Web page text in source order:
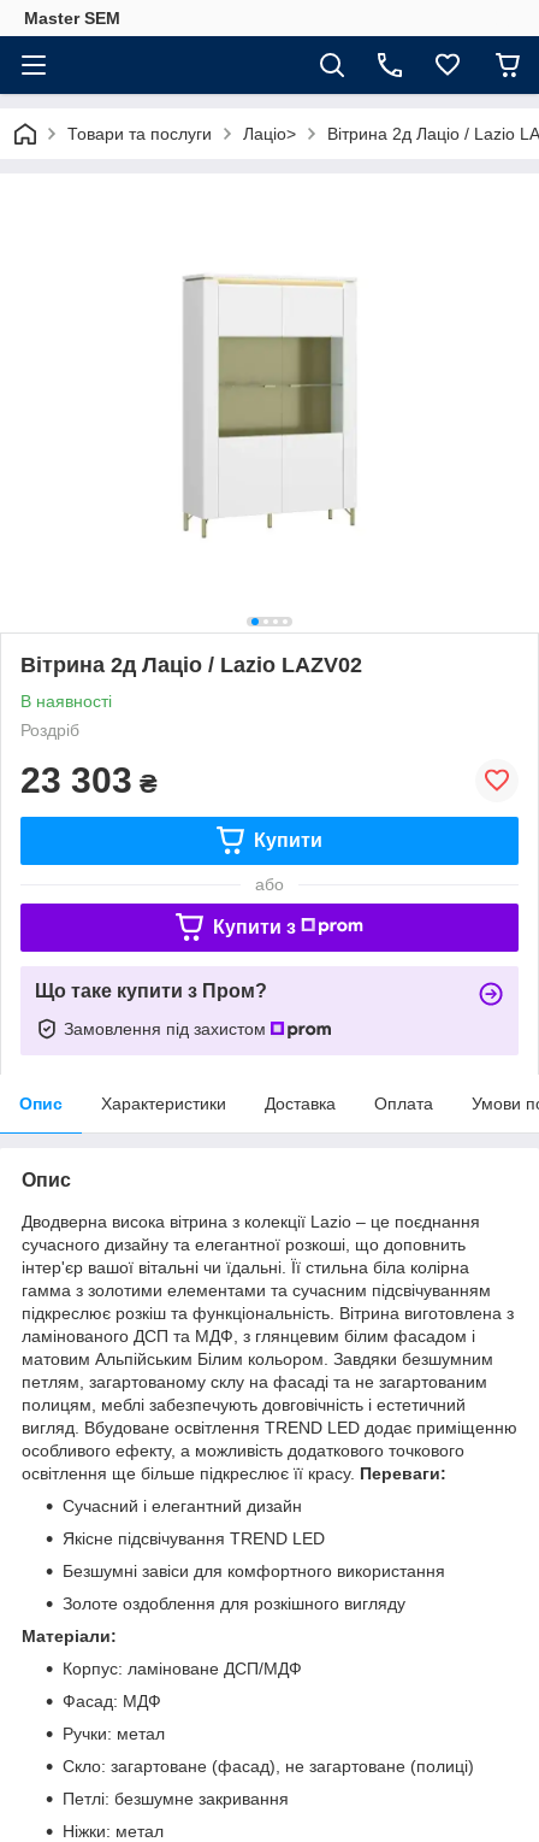
Master SEM
Товари та послуги Лаціо> Вітрина 2д Лаціо / Lazio
Вітрина 2д Лаціо / Lazio LAZV02
В наявності
Роздріб
23 303 ₴
Купити
або
Купити з
Що таке купити з Пром?
Замовлення під захистом
Опис Характеристики Доставка Оплата Умови
Опис
Дводверна висока вітрина з колекції Lazio – це поєднання
сучасного дизайну та елегантної розкоші, що доповнить
інтер'єр вашої вітальні чи їдальні. Її стильна біла колірна
гамма з золотими елементами та сучасним підсвічуванням
підкреслює розкіш та функціональність. Вітрина виготовлена з
ламінованого ДСП та МДФ, з глянцевим білим фасадом і
матовим Альпійським Білим кольором. Завдяки безшумним
петлям, загартованому склу на фасаді та не загартованим
полицям, меблі забезпечують довговічність і естетичний
вигляд. Вбудоване освітлення TREND LED додає приміщенню
особливого ефекту, а можливість додаткового точкового
освітлення ще більше підкреслює її красу. Переваги:
Сучасний і елегантний дизайн
Якісне підсвічування TREND LED
Безшумні завіси для комфортного використання
Золоте оздоблення для розкішного вигляду
Матеріали:
Корпус: ламіноване ДСП/МДФ
Фасад: МДФ
Ручки: метал
Скло: загартоване (фасад), не загартоване (полиці)
Петлі: безшумне закривання
Ніжки: метал